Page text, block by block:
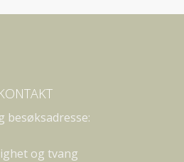
besøksadresse:
og tvang